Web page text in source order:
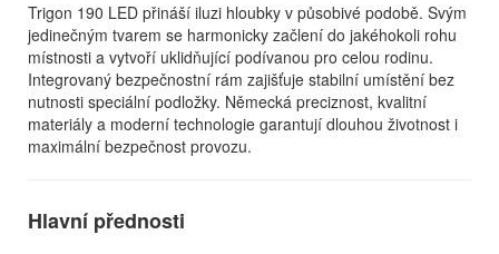
Trigon 190 LED přináší iluzi hloubky v působivé podobě. Svým
jedinečným tvarem se harmonicky začlení do jakéhokoli rohu
místnosti a vytvoří uklidňující podívanou pro celou rodinu.
Integrovaný bezpečnostní rám zajišťuje stabilní umístění bez
nutnosti speciální podložky. Německá preciznost, kvalitní
materiály a moderní technologie garantují dlouhou životnost i
maximální bezpečnost provozu.
Hlavní přednosti